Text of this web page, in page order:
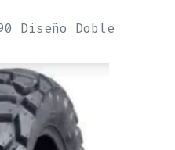
Diseño Doble